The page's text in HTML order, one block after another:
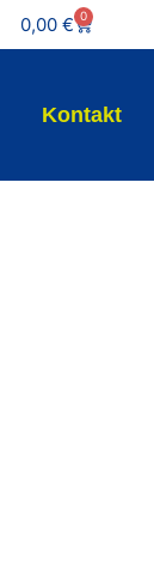
0,00€ 0
Kontakt